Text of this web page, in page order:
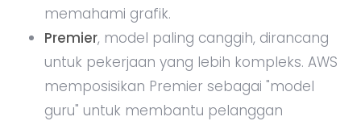
memahami grafik.
Premier, model paling canggih, dirancang
untuk pekerjaan yang lebih kompleks. AWS
memposisikan Premier sebagai "model
guru" untuk membantu pelanggan